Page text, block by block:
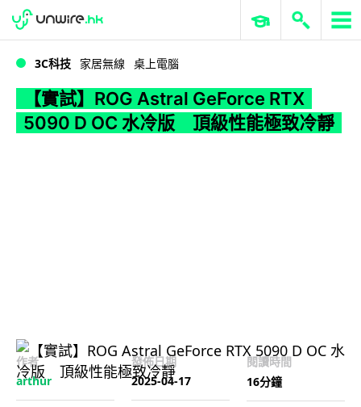
WWDC 2026 ERP 與商業 AI
3C科技 家居無線 桌上電腦
【實試】ROG Astral GeForce RTX
5090 D OC 水冷版 頂級性能極致冷靜
作者
arthur
發佈日期
2025-04-17
閱讀時間
16分鐘